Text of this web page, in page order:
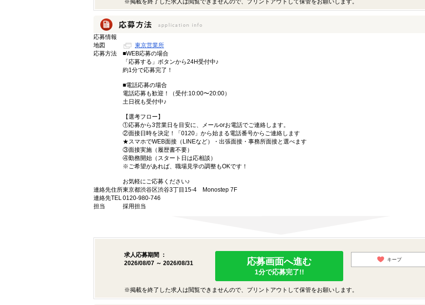
※掲載を終了した求人は閲覧できませんので、プリントアウトして保管をお願いします。
応募情報
地図
東京営業所
応募方法
■WEB応募の場合
「応募する」ボタンから24H受付中♪
約1分で応募完了！
■電話応募の場合
電話応募も歓迎！（受付:10:00〜20:00）
土日祝も受付中♪
【選考フロー】
①応募から3営業日を目安に、メールorお電話でご連絡します。
②面接日時を決定！「0120」から始まる電話番号からご連絡します
★スマホでWEB面接（LINEなど）・出張面接・事務所面接と選べます
③面接実施（履歴書不要）
④勤務開始（スタート日は応相談）
※ご希望があれば、職場見学の調整もOKです！
お気軽にご応募ください♪
連絡先住所東京都渋谷区渋谷3丁目15-4 Monostep 7F
連絡先TEL0120-980-746
担当
採用担当
求人応募期間 ：
2026/08/07 ～ 2026/08/31
応募画面へ進む
1分で応募完了!!
キープ
※掲載を終了した求人は閲覧できませんので、プリントアウトして保管をお願いします。